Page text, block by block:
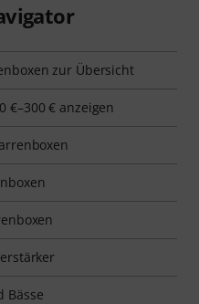
zur Übersicht
€–300 € anzeigen
Bässe